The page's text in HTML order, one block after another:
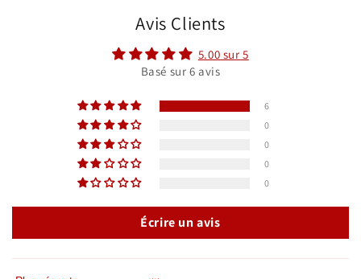
Avis Clients
5.00 sur 5
Basé sur 6 avis
6
0
0
0
0
Écrire un avis